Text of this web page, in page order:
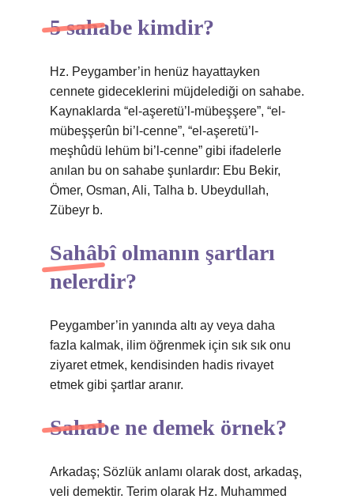
5 sahabe kimdir?
Hz. Peygamber’in henüz hayattayken
cennete gideceklerini müjdelediği on sahabe.
Kaynaklarda “el-aşeretü’l-mübeşşere”, “el-
mübeşşerûn bi’l-cenne”, “el-aşeretü’l-
meşhûdü lehüm bi’l-cenne” gibi ifadelerle
anılan bu on sahabe şunlardır: Ebu Bekir,
Ömer, Osman, Ali, Talha b. Ubeydullah,
Zübeyr b.
Sahâbî olmanın şartları
nelerdir?
Peygamber’in yanında altı ay veya daha
fazla kalmak, ilim öğrenmek için sık sık onu
ziyaret etmek, kendisinden hadis rivayet
etmek gibi şartlar aranır.
Sahabe ne demek örnek?
Arkadaş; Sözlük anlamı olarak dost, arkadaş,
veli demektir. Terim olarak Hz. Muhammed